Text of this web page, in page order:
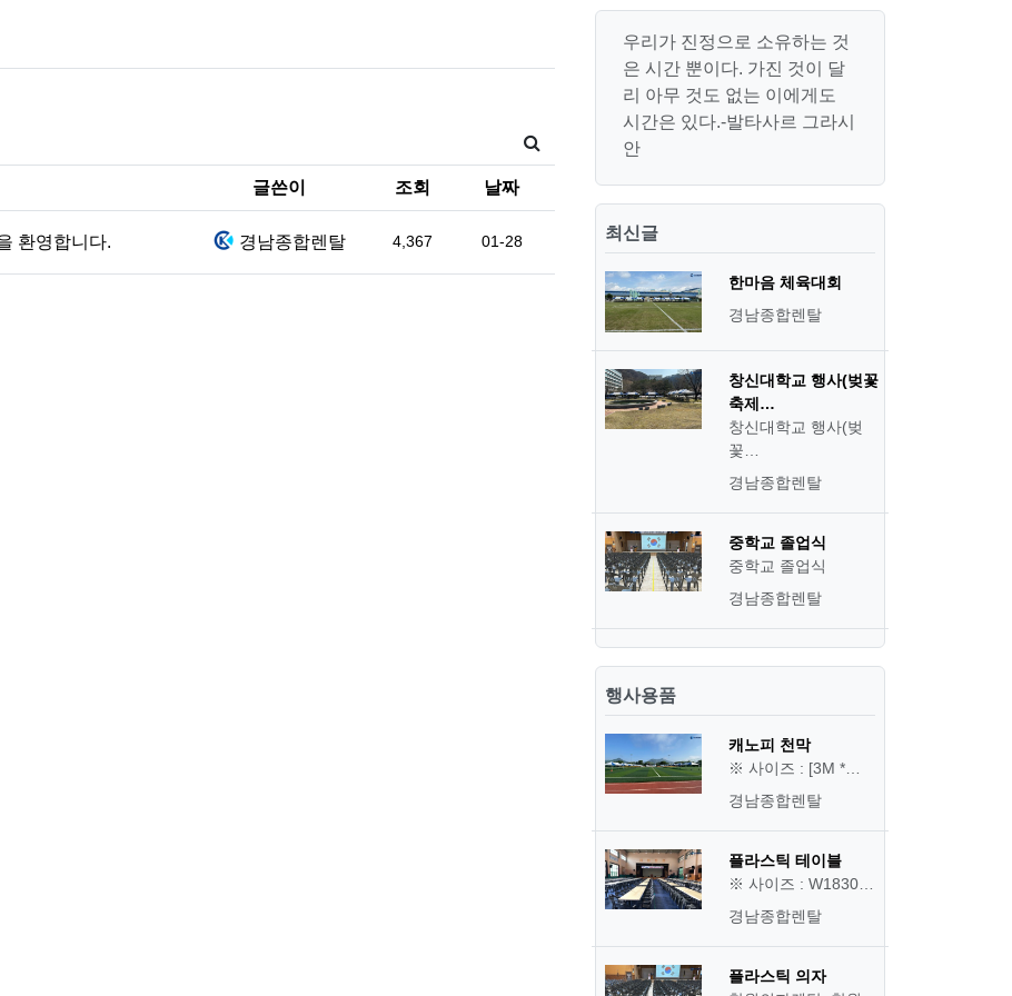
글쓴이 조회 날짜
환영합니다. 경남종합렌탈 4,367 01-28
우리가 진정으로 소유하는 것
은 시간 뿐이다. 가진 것이 달
리 아무 것도 없는 이에게도
시간은 있다.-발타사르 그라시
안
최신글
한마음 체육대회
경남종합렌탈
창신대학교 행사(벚꽃
축제…
창신대학교 행사(벚
꽃…
경남종합렌탈
중학교 졸업식
중학교 졸업식
경남종합렌탈
행사용품
캐노피 천막
※ 사이즈 : [3M *…
경남종합렌탈
플라스틱 테이블
※ 사이즈 : W1830…
경남종합렌탈
플라스틱 의자